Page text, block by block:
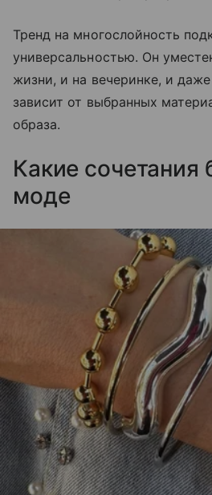
Тренд на многослойность
универсальностью. Он
жизни, и на вечеринке, и
зависит от выбранных
образа.
Какие сочетания
моде